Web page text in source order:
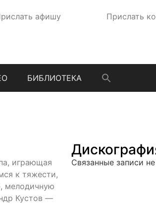
афишу Прислать
БИБЛИОТЕКА
играющая
к тяжести,
мелодичную
Кустов —
Связанные записи